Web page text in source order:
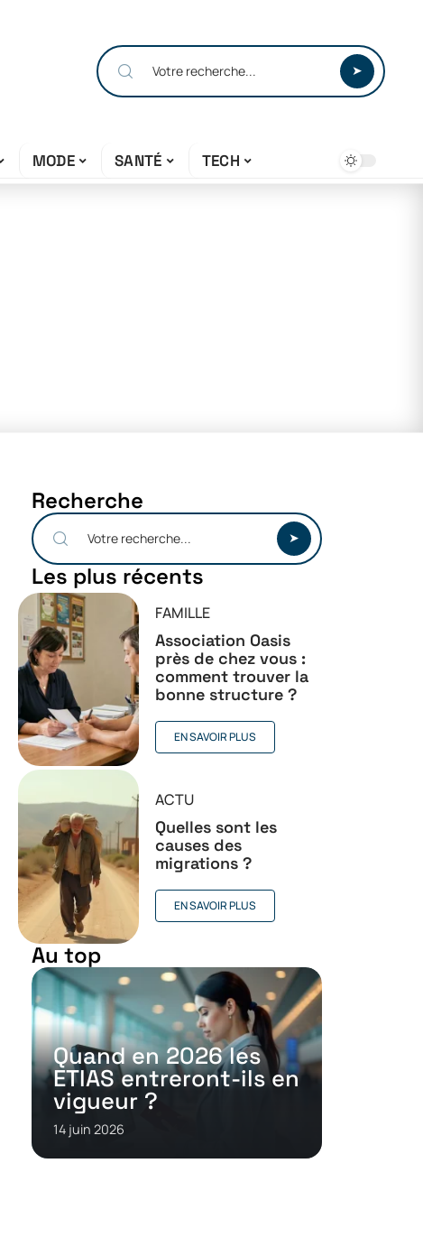
MODE SANTÉ TECH
Recherche
Les plus récents
FAMILLE
Association Oasis
près de chez vous :
comment trouver la
bonne structure ?
EN SAVOIR PLUS
ACTU
Quelles sont les
causes des
migrations ?
EN SAVOIR PLUS
Au top
Quand en 2026 les
ETIAS entreront-ils en
vigueur ?
14 juin 2026